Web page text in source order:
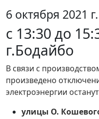
6 октября 2021 г.
с 13:30 до
г.Бодайбо
В связи с
произведено
электроэнергии
улицы О.